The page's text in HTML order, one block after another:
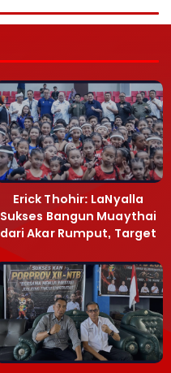
Erick Thohir: LaNyalla
Sukses Bangun Muaythai
dari Akar Rumput, Target